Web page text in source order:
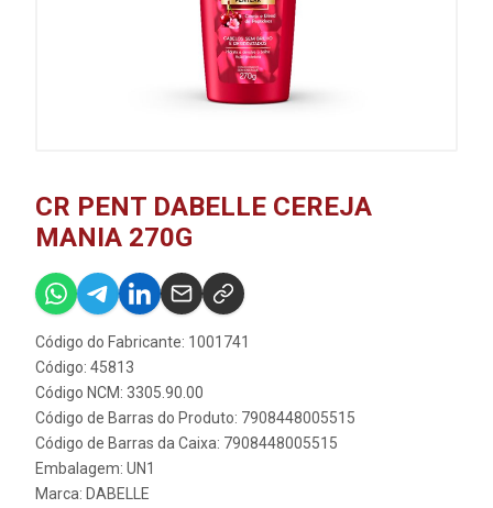
CR PENT DABELLE CEREJA
MANIA 270G
Código do Fabricante: 1001741
Código: 45813
Código NCM: 3305.90.00
Código de Barras do Produto: 7908448005515
Código de Barras da Caixa: 7908448005515
Embalagem: UN1
Marca: DABELLE